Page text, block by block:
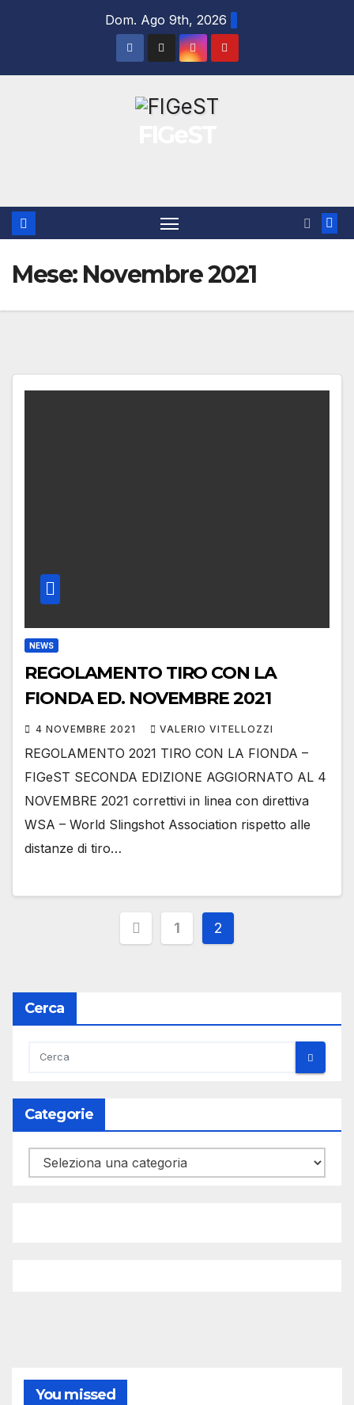
Dom. Ago 9th, 2026
Mese: Novembre 2021
NEWS
REGOLAMENTO TIRO CON LA
FIONDA ED. NOVEMBRE 2021
4 NOVEMBRE 2021 VALERIO VITELLOZZI
REGOLAMENTO 2021 TIRO CON LA FIONDA –
FIGeST SECONDA EDIZIONE AGGIORNATO AL 4
NOVEMBRE 2021 correttivi in linea con direttiva
WSA – World Slingshot Association rispetto alle
distanze di tiro…
Paginazione
1 2
Cerca
Categorie
Categorie
You missed